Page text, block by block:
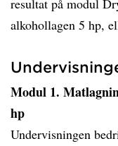
resultat på modul
alkohollagen 5 hp,
Modul 1.
hp
Undervisningen